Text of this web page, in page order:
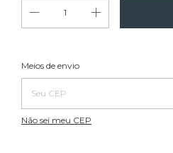
Entregas para o CEP:
Meios de envio
Não sei meu CEP